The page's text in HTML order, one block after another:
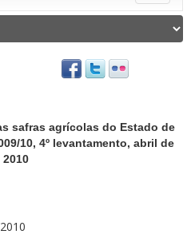
safras agrícolas do Estado de
10, 4º levantamento, abril de
2010